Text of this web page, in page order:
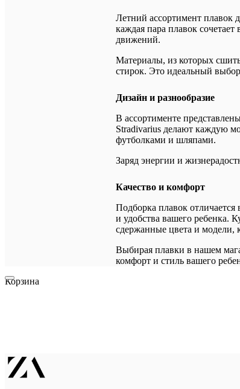
Летний ассортимент плавок
каждая пара плавок
движений.
Материалы, из которых
стирок. Это идеальный
Дизайн и разнообразие
В ассортименте
Stradivarius делают каждую
футболками и шляпами.
Заряд энергии и
Качество и комфорт
Подборка плавок
и удобства вашего ребенка.
сдержанные цвета и модели,
Выбирая плавки в нашем
комфорт и стиль вашего
Корзина